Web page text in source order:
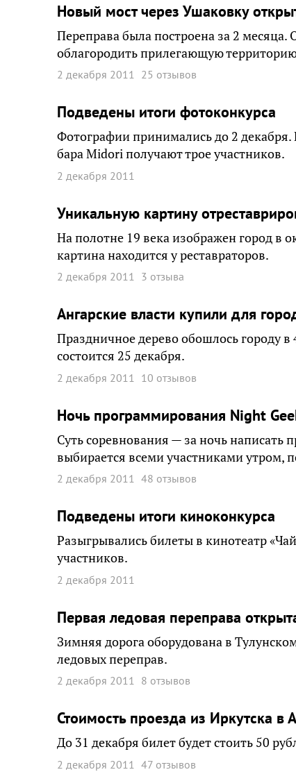
Новый мост через Ушаковку
Переправа была построена за 2
облагородить прилегающую
2 декабря 2011 25 отзывов
Подведены итоги фотоконкурса
Фотографии принимались до 2
бара Midori получают трое участников.
2 декабря 2011
Уникальную картину
На полотне 19 века изображен город в
картина находится у реставраторов.
2 декабря 2011 3 отзыва
Ангарские власти купили для
Праздничное дерево обошлось городу
состоится 25 декабря.
2 декабря 2011 10 отзывов
Ночь программирования Night
Суть соревнования — за ночь написать
выбирается всеми участниками утром,
2 декабря 2011 48 отзывов
Подведены итоги киноконкурса
Разыгрывались билеты в кинотеатр
участников.
2 декабря 2011
Первая ледовая переправа
Зимняя дорога оборудована в
ледовых переправ.
2 декабря 2011 8 отзывов
Стоимость проезда из Иркутска в
До 31 декабря билет будет стоить 50
2 декабря 2011 47 отзывов